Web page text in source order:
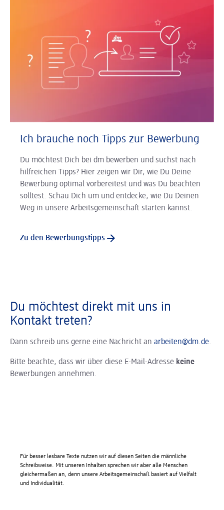
Ich brauche noch Tipps zur Bewerbung
Du möchtest Dich bei dm bewerben und suchst nach
hilfreichen Tipps? Hier zeigen wir Dir, wie Du Deine
Bewerbung optimal vorbereitest und was Du beachten
solltest. Schau Dich um und entdecke, wie Du Deinen
Weg in unsere Arbeitsgemeinschaft starten kannst.
Zu den Bewerbungstipps
Du möchtest direkt mit uns in
Kontakt treten?
Dann schreib uns gerne eine Nachricht an arbeiten@dm.de.
Bitte beachte, dass wir über diese E-Mail-Adresse keine
Bewerbungen annehmen.
Für besser lesbare Texte nutzen wir auf diesen Seiten die männliche
Schreibweise. Mit unseren Inhalten sprechen wir aber alle Menschen
gleichermaßen an, denn unsere Arbeitsgemeinschaft basiert auf Vielfalt
und Individualität.